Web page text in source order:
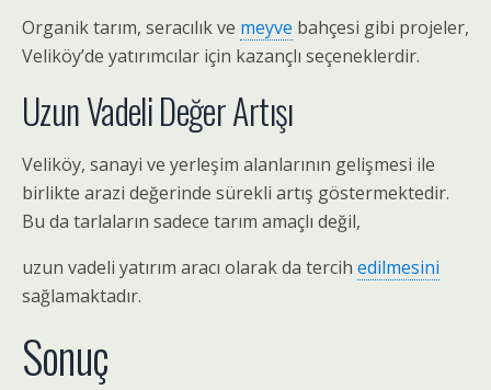
Organik tarım, seracılık ve meyve bahçesi gibi projeler,
Veliköy’de yatırımcılar için kazançlı seçeneklerdir.
Uzun Vadeli Değer Artışı
Veliköy, sanayi ve yerleşim alanlarının gelişmesi ile
birlikte arazi değerinde sürekli artış göstermektedir.
Bu da tarlaların sadece tarım amaçlı değil,
uzun vadeli yatırım aracı olarak da tercih edilmesini
sağlamaktadır.
Sonuç